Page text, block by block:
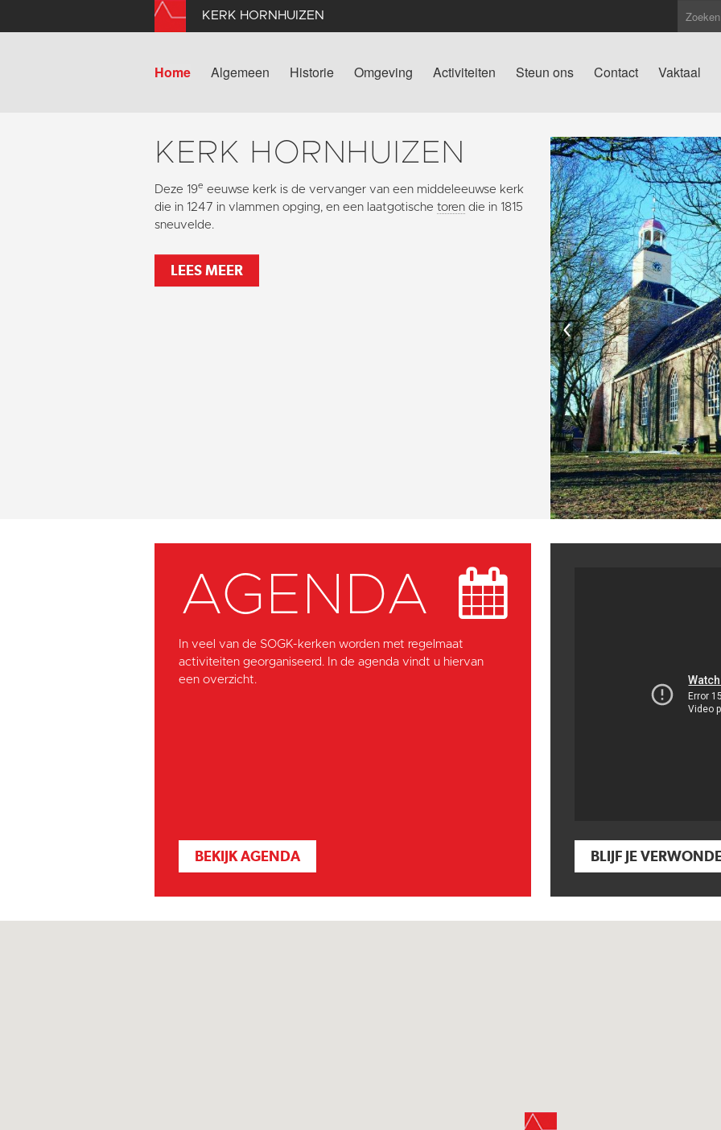
KERK HORNHUIZEN
Home Algemeen Historie Omgeving Activiteiten Steun ons Contact Vaktaal
KERK HORNHUIZEN
Deze 19e eeuwse kerk is de vervanger van een middeleeuwse kerk
die in 1247 in vlammen opging, en een laatgotische toren die in 1815
sneuvelde.
LEES MEER
‹
AGENDA
In veel van de SOGK-kerken worden met regelmaat
activiteiten georganiseerd. In de agenda vindt u hiervan
een overzicht.
BEKIJK AGENDA BLIJF JE